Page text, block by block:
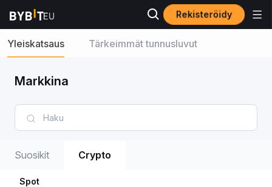
Rekisteröidy
Yleiskatsaus Tärkeimmät tunnusluvut
Markkina
Suosikit Crypto
Spot